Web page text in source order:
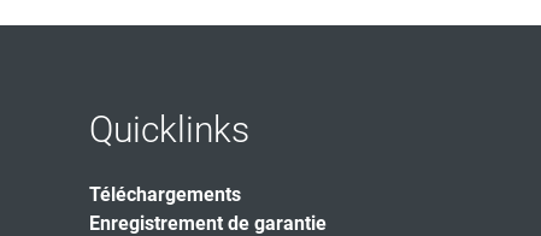
Quicklinks
Téléchargements
Enregistrement de garantie